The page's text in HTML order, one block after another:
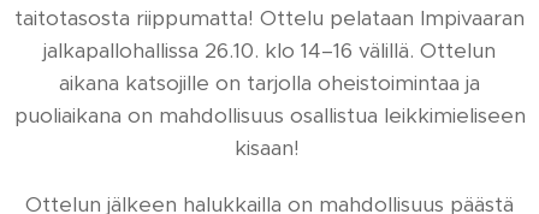
taitotasosta riippumatta! Ottelu pelataan Impivaaran
jalkapallohallissa 26.10. klo 14–16 välillä. Ottelun
aikana katsojille on tarjolla oheistoimintaa ja
puoliaikana on mahdollisuus osallistua leikkimieliseen
kisaan!
Ottelun jälkeen halukkailla on mahdollisuus päästä